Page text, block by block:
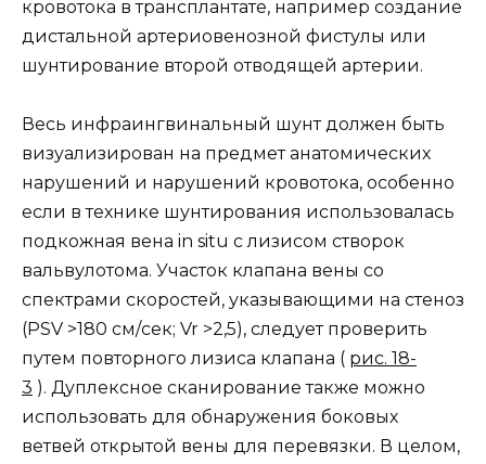
кровотока в трансплантате, например создание
дистальной артериовенозной фистулы или
шунтирование второй отводящей артерии.
Весь инфраингвинальный шунт должен быть
визуализирован на предмет анатомических
нарушений и нарушений кровотока, особенно
если в технике шунтирования использовалась
подкожная вена in situ с лизисом створок
вальвулотома. Участок клапана вены со
спектрами скоростей, указывающими на стеноз
(PSV >180 см/сек; Vr >2,5), следует проверить
путем повторного лизиса клапана ( рис. 18-
3 ). Дуплексное сканирование также можно
использовать для обнаружения боковых
ветвей открытой вены для перевязки. В целом,